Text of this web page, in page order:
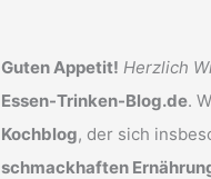
Guten Appetit! Herzlich
Essen-Trinken-Blog.de.
Kochblog, der sich
schmackhaften